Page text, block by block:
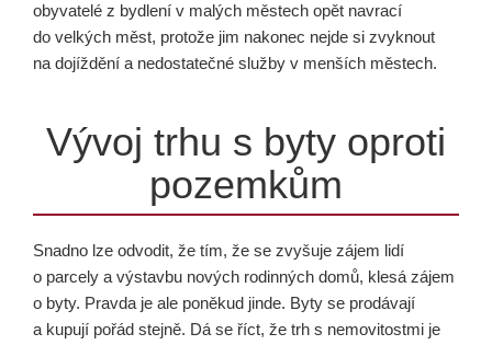
obyvatelé z bydlení v malých městech opět navrací
do velkých měst, protože jim nakonec nejde si zvyknout
na dojíždění a nedostatečné služby v menších městech.
Vývoj trhu s byty oproti
pozemkům
Snadno lze odvodit, že tím, že se zvyšuje zájem lidí
o parcely a výstavbu nových rodinných domů, klesá zájem
o byty. Pravda je ale poněkud jinde. Byty se prodávají
a kupují pořád stejně. Dá se říct, že trh s nemovitostmi je